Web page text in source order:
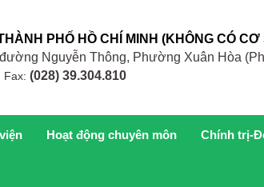
PHỐ HỒ CHÍ MINH (KHÔNG CÓ
Nguyễn Thông, Phường Xuân Hòa
Fax: (028) 39.304.810
Hoạt động chuyên môn Chính trị-